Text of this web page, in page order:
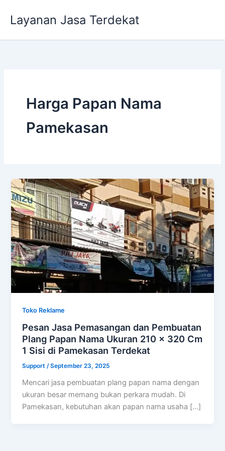
Layanan Jasa Terdekat
Harga Papan Nama
Pamekasan
Toko Reklame
Pesan Jasa Pemasangan dan Pembuatan
Plang Papan Nama Ukuran 210 x 320 Cm
1 Sisi di Pamekasan Terdekat
Support/September 23, 2025
Mencari jasa pembuatan plang papan nama dengan
ukuran besar memang bukan perkara mudah. Di
Pamekasan, kebutuhan akan papan nama usaha […]